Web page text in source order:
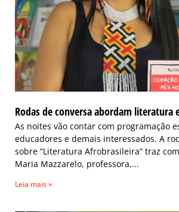
Rodas de conversa abordam literatura
As noites vão contar com programação
educadores e demais interessados. A
sobre “Literatura Afrobrasileira” traz
Maria Mazzarelo, professora,
Leia mais »